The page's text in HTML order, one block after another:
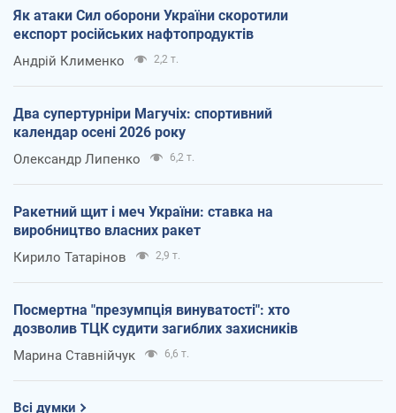
Як атаки Сил оборони України скоротили
експорт російських нафтопродуктів
Андрій Клименко 2,2 т.
Два супертурніри Магучіх: спортивний
календар осені 2026 року
Олександр Липенко 6,2 т.
Ракетний щит і меч України: ставка на
виробництво власних ракет
Кирило Татарінов 2,9 т.
Посмертна "презумпція винуватості": хто
дозволив ТЦК судити загиблих захисників
Марина Ставнійчук 6,6 т.
Всі думки